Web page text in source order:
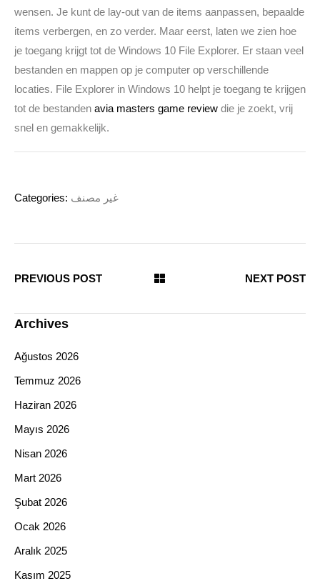
wensen. Je kunt de lay-out van de items aanpassen, bepaalde
items verbergen, en zo verder. Maar eerst, laten we zien hoe
je toegang krijgt tot de Windows 10 File Explorer. Er staan veel
bestanden en mappen op je computer op verschillende
locaties. File Explorer in Windows 10 helpt je toegang te krijgen
tot de bestanden avia masters game review die je zoekt, vrij
snel en gemakkelijk.
Categories: غير مصنف
PREVIOUS POST NEXT POST
Archives
Ağustos 2026
Temmuz 2026
Haziran 2026
Mayıs 2026
Nisan 2026
Mart 2026
Şubat 2026
Ocak 2026
Aralık 2025
Kasım 2025